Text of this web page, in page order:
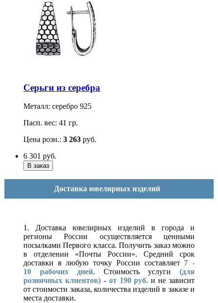
Серьги из серебра
Металл: серебро 925
Пасп. вес: 41 гр.
Цена розн.: 3 263 руб.
6 301 руб.
Доставка ювелирных изделий
1. Доставка ювелирных изделий в города и
регионы России осуществляется ценными
посылками Первого класса. Получить заказ можно
в отделении «Почты России». Средний срок
доставки в любую точку России составляет 7 -
10 рабочих дней. Стоимость услуги(для
розничных клиентов)- от 190 руб. и не зависит
от стоимости заказа, количества изделий в заказе и
места доставки.